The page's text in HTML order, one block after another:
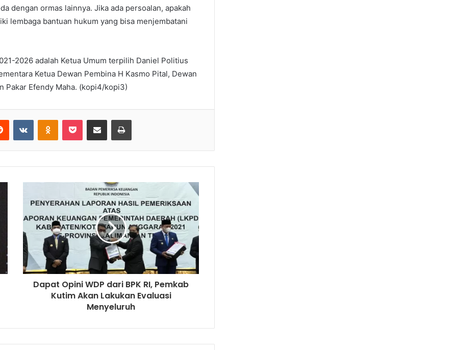
dengan ormas lainnya. Jika ada persoalan, apakah
lembaga bantuan hukum yang bisa menjembatani
2026 adalah Ketua Umum terpilih Daniel Politius
Ketua Dewan Pembina H Kasmo Pital, Dewan
Pakar Efendy Maha. (kopi4/kopi3)
Dapat Opini WDP dari BPK RI, Pemkab
Kutim Akan Lakukan Evaluasi
Menyeluruh